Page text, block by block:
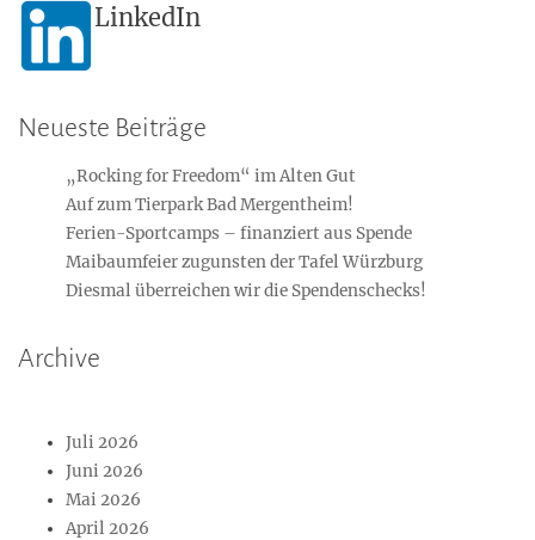
LinkedIn
Neueste Beiträge
„Rocking for Freedom“ im Alten Gut
Auf zum Tierpark Bad Mergentheim!
Ferien-Sportcamps – finanziert aus Spende
Maibaumfeier zugunsten der Tafel Würzburg
Diesmal überreichen wir die Spendenschecks!
Archive
Juli 2026
Juni 2026
Mai 2026
April 2026